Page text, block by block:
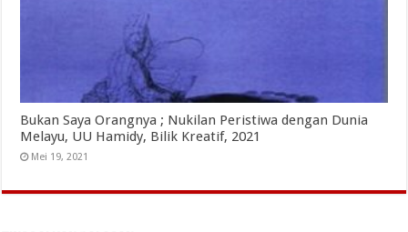
Bukan Saya Orangnya ; Nukilan Peristiwa dengan Dunia
Melayu, UU Hamidy, Bilik Kreatif, 2021
Mei 19, 2021